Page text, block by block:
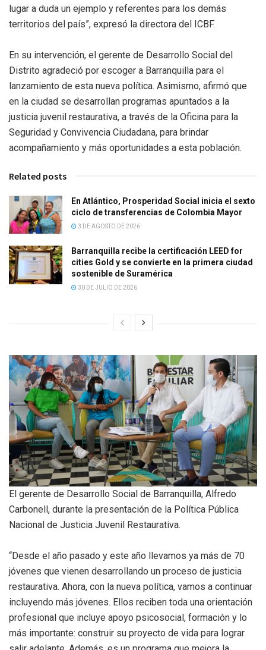
lugar a duda un ejemplo y referentes para los demás
territorios del país”, expresó la directora del ICBF.
En su intervención, el gerente de Desarrollo Social del
Distrito agradeció por escoger a Barranquilla para el
lanzamiento de esta nueva política. Asimismo, afirmó que
en la ciudad se desarrollan programas apuntados a la
justicia juvenil restaurativa, a través de la Oficina para la
Seguridad y Convivencia Ciudadana, para brindar
acompañamiento y más oportunidades a esta población.
Related posts
En Atlántico, Prosperidad Social inicia el sexto
ciclo de transferencias de Colombia Mayor
3 DE AGOSTO DE 2026
Barranquilla recibe la certificación LEED for
cities Gold y se convierte en la primera ciudad
sostenible de Suramérica
30 DE JULIO DE 2026
El gerente de Desarrollo Social de Barranquilla, Alfredo
Carbonell, durante la presentación de la Política Pública
Nacional de Justicia Juvenil Restaurativa.
“Desde el año pasado y este año llevamos ya más de 70
jóvenes que vienen desarrollando un proceso de justicia
restaurativa. Ahora, con la nueva política, vamos a continuar
incluyendo más jóvenes. Ellos reciben toda una orientación
profesional que incluye apoyo psicosocial, formación y lo
más importante: construir su proyecto de vida para lograr